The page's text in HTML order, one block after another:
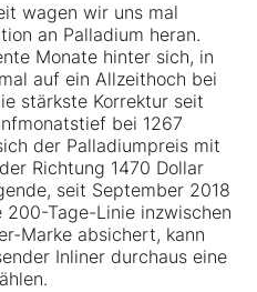
wagen wir uns mal
an Palladium heran.
Monate hinter sich, in
auf ein Allzeithoch bei
stärkste Korrektur seit
bei 1267
der Palladiumpreis mit
Richtung 1470 Dollar
seit September 2018
Tage-Linie inzwischen
Marke absichert, kann
Inliner durchaus eine